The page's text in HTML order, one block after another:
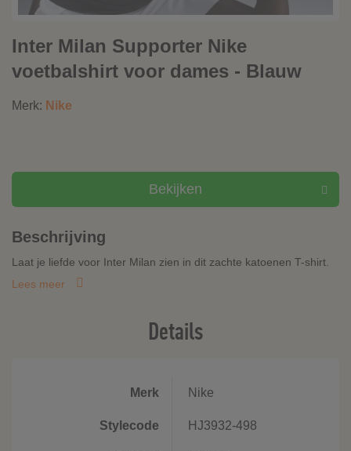
Inter Milan Supporter Nike
voetbalshirt voor dames - Blauw
Merk: Nike
Bekijken
Beschrijving
Laat je liefde voor Inter Milan zien in dit zachte katoenen T-shirt.
Lees meer
Details
Merk Nike
Stylecode HJ3932-498